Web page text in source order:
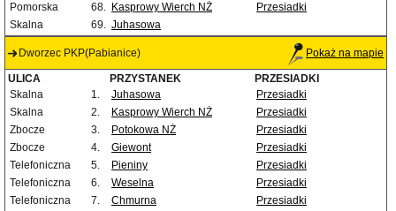
Pomorska
68. Kasprowy Wierch NŻ
Przesiadki
Skalna
69. Juhasowa
Dworzec PKP(Pabianice) Pokaż na mapie
ULICA PRZYSTANEK
PRZESIADKI
Skalna
1. Juhasowa
Przesiadki
Skalna
2. Kasprowy Wierch NŻ
Przesiadki
Zbocze
3. Potokowa NŻ
Przesiadki
Zbocze
4. Giewont
Przesiadki
Telefoniczna
5. Pieniny
Przesiadki
Telefoniczna
6. Weselna
Przesiadki
Telefoniczna
7. Chmurna
Przesiadki